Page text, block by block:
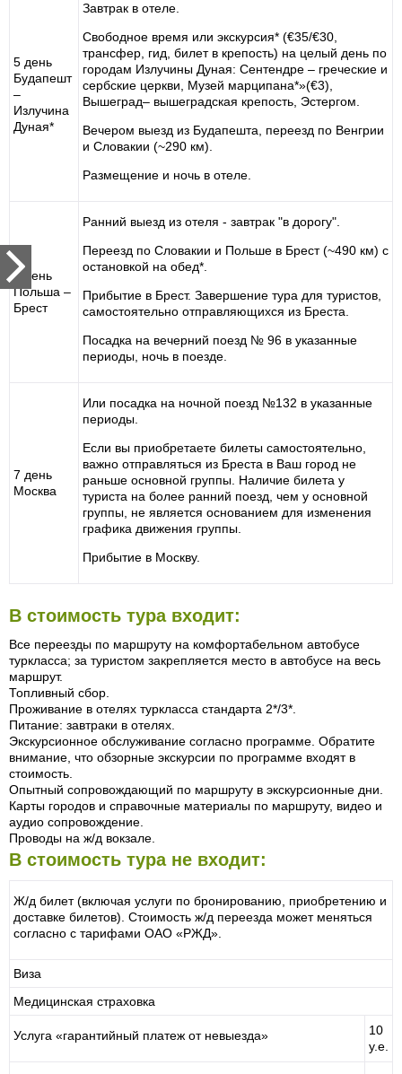
5 день
Будапешт
–
Излучина
Дуная*
Завтрак в отеле.
Свободное время или экскурсия* (€35/€30,
трансфер, гид, билет в крепость) на целый день по
городам Излучины Дуная: Сентендре – греческие и
сербские церкви, Музей марципана*»(€3),
Вышеград– вышеградская крепость, Эстергом.
Вечером выезд из Будапешта, переезд по Венгрии
и Словакии (~290 км).
Размещение и ночь в отеле.
6 день
Польша –
Брест
Ранний выезд из отеля - завтрак "в дорогу".
Переезд по Словакии и Польше в Брест (~490 км) с
остановкой на обед*.
Прибытие в Брест. Завершение тура для туристов,
самостоятельно отправляющихся из Бреста.
Посадка на вечерний поезд № 96 в указанные
периоды, ночь в поезде.
7 день
Москва
Или посадка на ночной поезд №132 в указанные
периоды.
Если вы приобретаете билеты самостоятельно,
важно отправляться из Бреста в Ваш город не
раньше основной группы. Наличие билета у
туриста на более ранний поезд, чем у основной
группы, не является основанием для изменения
графика движения группы.
Прибытие в Москву.
В стоимость тура входит:
Все переезды по маршруту на комфортабельном автобусе
туркласса; за туристом закрепляется место в автобусе на весь
маршрут.
Топливный сбор.
Проживание в отелях туркласса стандарта 2*/3*.
Питание: завтраки в отелях.
Экскурсионное обслуживание согласно программе. Обратите
внимание, что обзорные экскурсии по программе входят в
стоимость.
Опытный сопровождающий по маршруту в экскурсионные дни.
Карты городов и справочные материалы по маршруту, видео и
аудио сопровождение.
Проводы на ж/д вокзале.
В стоимость тура не входит:
Ж/д билет (включая услуги по бронированию, приобретению и
доставке билетов). Стоимость ж/д переезда может меняться
согласно с тарифами ОАО «РЖД».
Виза
Медицинская страховка
Услуга «гарантийный платеж от невыезда»
10
у.е.